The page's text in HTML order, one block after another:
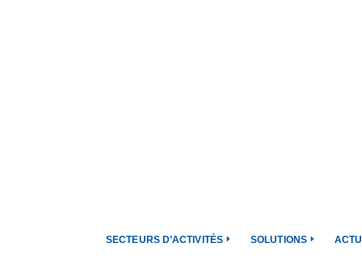
SECTEURS D’ACTIVITÉS SOLUTIONS